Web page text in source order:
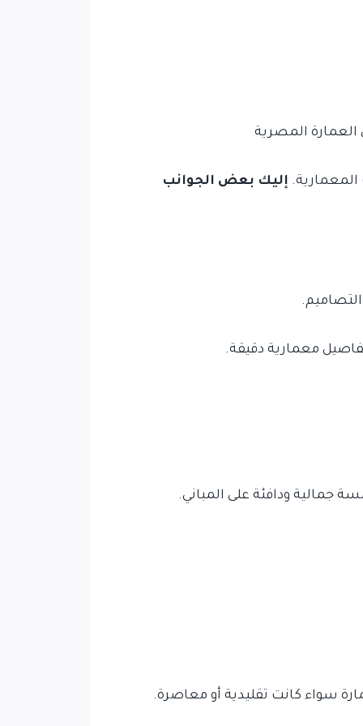
العمارة المصرية
إليك بعض الجوانب
معمارية دقيقة.
ودافئة على المباني.
سواء كانت تقليدية أو معاصرة.